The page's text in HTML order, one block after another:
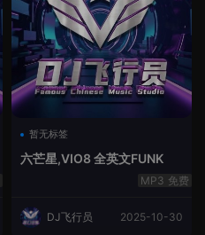
暂无标签
六芒星,VIO8 全英文FUNK
免费
DJ飞行员 2025-10-30